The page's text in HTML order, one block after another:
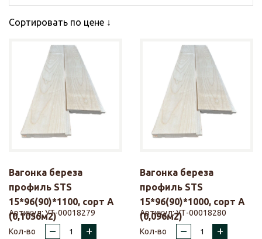
Сортировать по цене
Вагонка береза
профиль STS
15*96(90)*1100, сорт А
(0,1056м2)
Артикул:УТ-00018279
Кол-во
– +
Вагонка береза
профиль STS
15*96(90)*1000, сорт А
(0,096м2)
Артикул:УТ-00018280
Кол-во
– +